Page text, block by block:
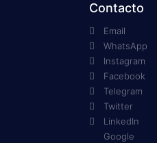
Contacto
Email
WhatsApp
Instagram
Facebook
Telegram
Twitter
LinkedIn
Google